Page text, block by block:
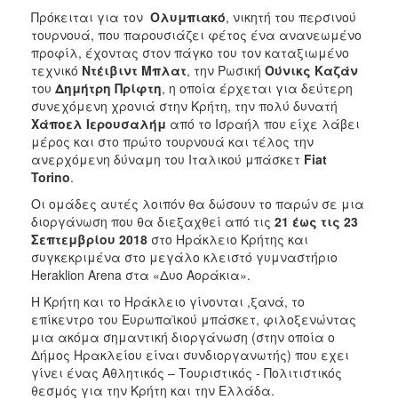
ΤΟΠΟΣ
ΠΟΛΙΤΙΣΜΟΣ
ΑΝΘΕΚΤΙΚΗ
ΠΟΛΗ
Πρόκειται για τον Ολυμπιακό, νικητή του περσινού
τουρνουά, που παρουσιάζει φέτος ένα ανανεωμένο
προφίλ, έχοντας στον πάγκο του τον καταξιωμένο
τεχνικό Ντέιβιντ Μπλατ, την Ρωσική Ούνικς Καζάν
του Δημήτρη Πρίφτη, η οποία έρχεται για δεύτερη
συνεχόμενη χρονιά στην Κρήτη, την πολύ δυνατή
Χάποελ Ιερουσαλήμ από το Ισραήλ που είχε λάβει
μέρος και στο πρώτο τουρνουά και τέλος την
ανερχόμενη δύναμη του Ιταλικού μπάσκετ Fiat
Torino.
Οι ομάδες αυτές λοιπόν θα δώσουν το παρών σε μια
διοργάνωση που θα διεξαχθεί από τις 21 έως τις 23
Σεπτεμβρίου 2018 στο Ηράκλειο Κρήτης και
συγκεκριμένα στο μεγάλο κλειστό γυμναστήριο
Heraklion Arena στα «Δυο Αοράκια».
Η Κρήτη και το Ηράκλειο γίνονται ,ξανά, το
επίκεντρο του Ευρωπαϊκού μπάσκετ, φιλοξενώντας
μια ακόμα σημαντική διοργάνωση (στην οποία ο
Δήμος Ηρακλείου είναι συνδιοργανωτής) που εχει
γίνει ένας Αθλητικός – Τουριστικός - Πολιτιστικός
θεσμός για την Κρήτη και την Ελλάδα.